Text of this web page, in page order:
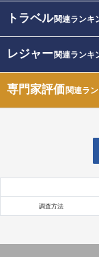
トラベル関連ランキ
レジャー関連ランキ
専門家評価関連ラ
調査方法